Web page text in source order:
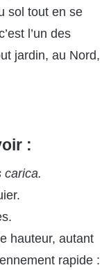
sol tout en se
l’un des
jardin, au Nord,
:
carica.
hauteur, autant
rapide :